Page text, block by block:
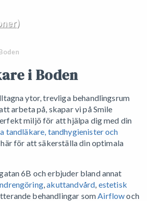
)
i Boden
ytor, trevliga behandlingsrum
arbeta på, skapar vi på Smile
miljö för att hjälpa dig med din
tandläkare, tandhygienister och
för att säkerställa din optimala
6B och erbjuder bland annat
,akuttandvård, estetisk
behandlingar somAirflowoch